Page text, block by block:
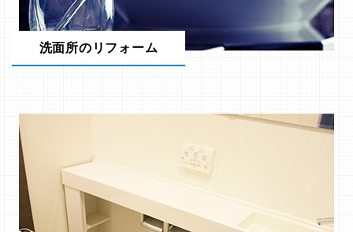
洗面所のリフォーム